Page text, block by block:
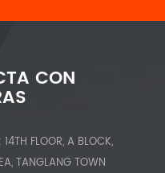
CON
FLOOR, A BLOCK,
TANGLANG TOWN